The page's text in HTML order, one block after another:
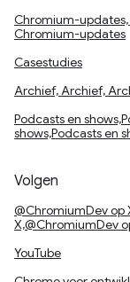
Chromium-
Chromium-updates
Casestudies
Archief, Archief,
Podcasts en
shows,Podcasts en
Volgen
@ChromiumDev op
X,@ChromiumDev
YouTube